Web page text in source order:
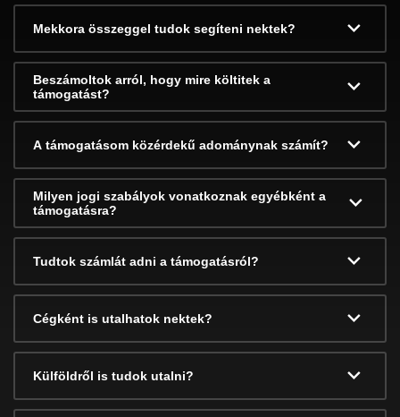
Mekkora összeggel tudok segíteni nektek?
Beszámoltok arról, hogy mire költitek a
támogatást?
A támogatásom közérdekű adománynak számít?
Milyen jogi szabályok vonatkoznak egyébként a
támogatásra?
Tudtok számlát adni a támogatásról?
Cégként is utalhatok nektek?
Külföldről is tudok utalni?